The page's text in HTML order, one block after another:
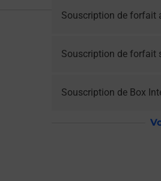
Souscription de forfait
Souscription de forfait
Souscription de Box